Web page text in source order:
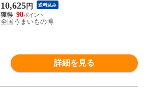
10,625円 送料込み
98
全国うまいもの博
詳細を見る